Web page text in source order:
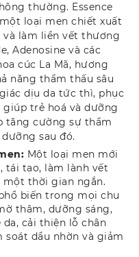
thường. Essence
loại men chiết xuất
và làm liền vết thương
Adenosine và các
cúc La Mã, hương
năng thẩm thấu sâu
dịu da tức thì, phục
trẻ hoá và dưỡng
tăng cường sự thẩm
sau đó.
Một loại men mới
tái tạo, làm lành vết
thời gian ngắn.
biến trong mọi chu
thâm, dưỡng sáng,
cải thiện lỗ chân
soát dầu nhờn và giảm